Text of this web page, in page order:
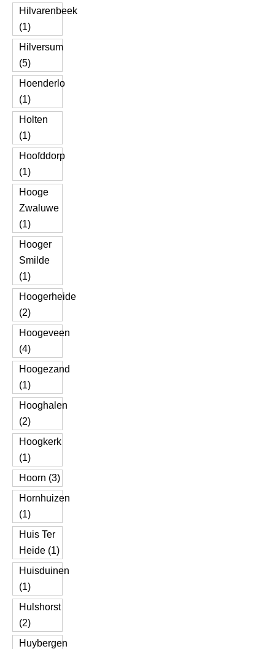
Hilvarenbeek
(1)
Hilversum
(5)
Hoenderlo
(1)
Holten
(1)
Hoofddorp
(1)
Hooge
Zwaluwe
(1)
Hooger
Smilde
(1)
Hoogerheide
(2)
Hoogeveen
(4)
Hoogezand
(1)
Hooghalen
(2)
Hoogkerk
(1)
Hoorn (3)
Hornhuizen
(1)
Huis Ter
Heide (1)
Huisduinen
(1)
Hulshorst
(2)
Huybergen